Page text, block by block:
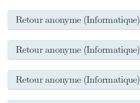
Retour anonyme (Informatique)
Retour anonyme (Informatique)
Retour anonyme (Informatique)